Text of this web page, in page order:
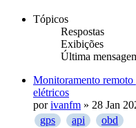
Tópicos
Respostas
Exibições
Última
Monitoramento
elétricos
porivanfm » 28 Jan
gps
api
obd